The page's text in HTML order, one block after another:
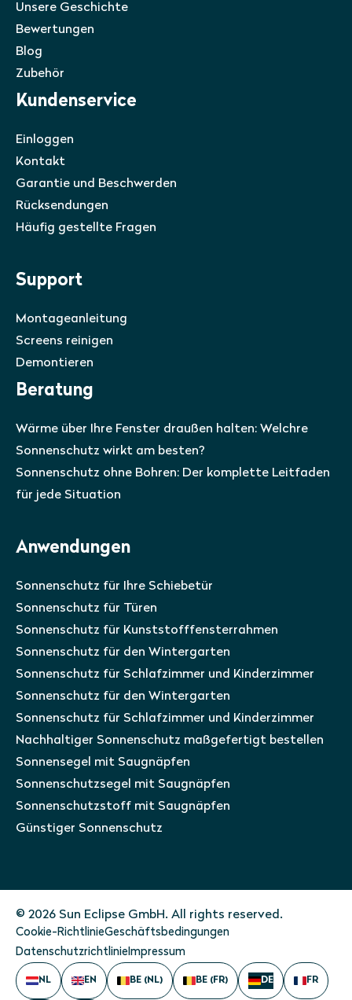
Unsere Geschichte
Bewertungen
Blog
Zubehör
Kundenservice
Einloggen
Kontakt
Garantie und Beschwerden
Rücksendungen
Häufig gestellte Fragen
Support
Montageanleitung
Screens reinigen
Demontieren
Beratung
Wärme über Ihre Fenster draußen halten: Welchre
Sonnenschutz wirkt am besten?
Sonnenschutz ohne Bohren: Der komplette Leitfaden
für jede Situation
Anwendungen
Sonnenschutz für Ihre Schiebetür
Sonnenschutz für Türen
Sonnenschutz für Kunststofffensterrahmen
Sonnenschutz für den Wintergarten
Sonnenschutz für Schlafzimmer und Kinderzimmer
Sonnenschutz für den Wintergarten
Sonnenschutz für Schlafzimmer und Kinderzimmer
Nachhaltiger Sonnenschutz maßgefertigt bestellen
Sonnensegel mit Saugnäpfen
Sonnenschutzsegel mit Saugnäpfen
Sonnenschutzstoff mit Saugnäpfen
Günstiger Sonnenschutz
© 2026 Sun Eclipse GmbH. All rights reserved.
Cookie-RichtlinieGeschäftsbedingungen
Datenschutzrichtlinie Impressum
NL EN BE (NL) BE (FR) DE FR